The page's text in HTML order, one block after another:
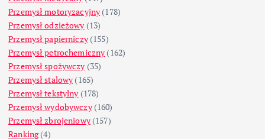
Przemysł motoryzacyjny (178)
Przemysł odzieżowy (13)
Przemysł papierniczy(155)
Przemysł petrochemiczny (162)
Przemysł spożywczy (35)
Przemysł stalowy (165)
Przemysł tekstylny (178)
Przemysł wydobywczy(160)
Przemysł zbrojeniowy(157)
Ranking(4)